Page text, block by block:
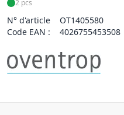
2 pcs
N° d'article
OT1405580
Code EAN :
4026755453508